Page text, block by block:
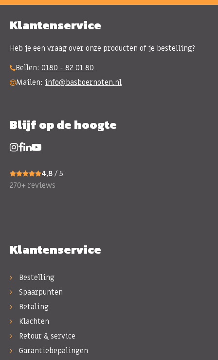
Klantenservice
Heb je een vraag over onze producten of je bestelling?
Bellen: 0180 - 82 01 80
Mailen: info@basboernoten.nl
Blijf op de hoogte
4,8 / 5
270+ reviews
Klantenservice
Bestelling
Spaarpunten
Betaling
Klachten
Retour & service
Garantiebepalingen